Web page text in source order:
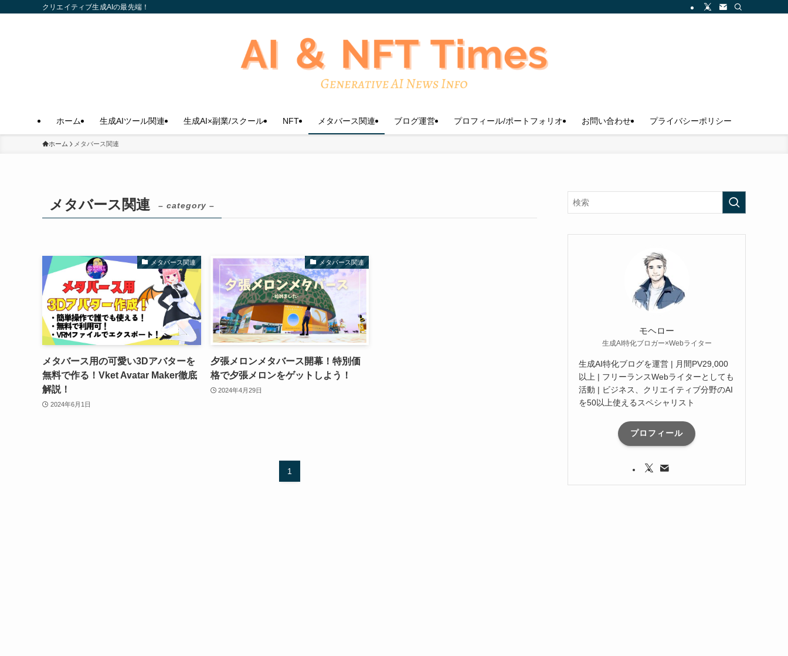
クリエイティブ生成AIの最先端！
ホーム 生成AIツール関連 生成AI×副業/スクール NFT メタバース関連 ブログ運営 プロフィール/ポートフォリオ お問い合わせ プライバシーポリシー
ホーム メタバース関連
メタバース関連 – category –
メタバース関連
メタバース用の可愛い3Dアバターを
無料で作る！Vket Avatar Maker徹底
解説！
2024年6月1日
メタバース関連
夕張メロンメタバース開幕！特別価
格で夕張メロンをゲットしよう！
2024年4月29日
1
モヘロー
生成AI特化ブロガー×Webライター
生成AI特化ブログを運営 | 月間PV29,000
以上 | フリーランスWebライターとしても
活動 | ビジネス、クリエイティブ分野のAI
を50以上使えるスペシャリスト
プロフィール